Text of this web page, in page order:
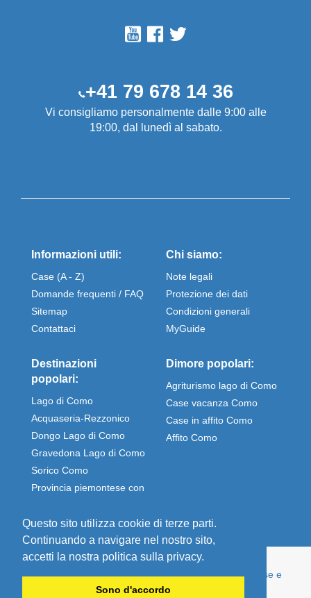
Questo sito utilizza cookie di terze parti.
Continuando a navigare nel nostro sito,
accetti la nostra politica sulla privacy.
Sono d'accordo
+41 79 678 14 36
Vi consigliamo personalmente dalle 9:00 alle
19:00, dal lunedì al sabato.
Informazioni utili:
Case (A - Z)
Domande frequenti / FAQ
Sitemap
Contattaci
Chi siamo:
Note legali
Protezione dei dati
Condizioni generali
MyGuide
Destinazioni
popolari:
Lago di Como
Acquaseria-Rezzonico
Dongo Lago di Como
Gravedona Lago di Como
Sorico Como
Provincia piemontese con
Dimore popolari:
Agriturismo lago di Como
Case vacanza Como
Case in affito Como
Affito Como
© Comolake Homes - La tua casa per le vacanze. Case e
appartamenti per vacanze direttamente affittati dal